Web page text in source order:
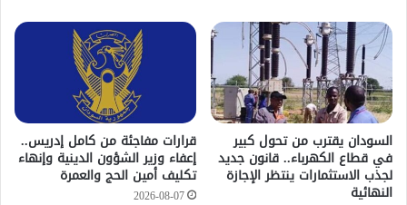
السودان يقترب من تحول كبير
في قطاع الكهرباء.. قانون جديد
لجذب الاستثمارات ينتظر الإجازة
النهائية
قرارات مفاجئة من كامل إدريس..
إعفاء وزير الشؤون الدينية وإنهاء
تكليف أمين الحج والعمرة
2026-08-07